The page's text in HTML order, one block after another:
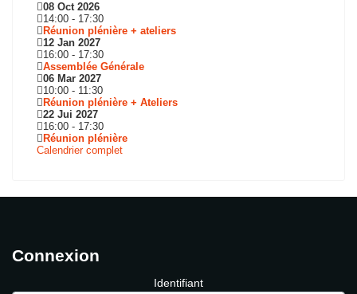
08 Oct 2026
14:00 - 17:30
Réunion plénière + ateliers
12 Jan 2027
16:00 - 17:30
Assemblée Générale
06 Mar 2027
10:00 - 11:30
Réunion plénière + Ateliers
22 Jui 2027
16:00 - 17:30
Réunion plénière
Calendrier complet
Connexion
Identifiant